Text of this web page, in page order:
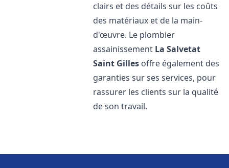
clairs et des détails sur les coûts
des matériaux et de la main-
d'œuvre. Le plombier
assainissement La Salvetat
Saint Gilles offre également des
garanties sur ses services, pour
rassurer les clients sur la qualité
de son travail.